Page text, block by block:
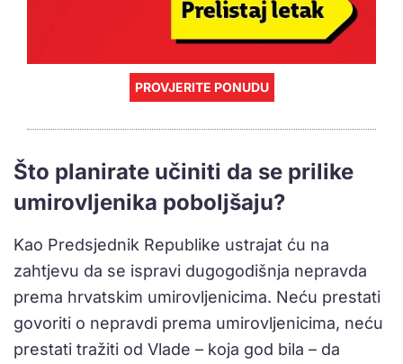
PROVJERITE PONUDU
Što planirate učiniti da se prilike
umirovljenika poboljšaju?
Kao Predsjednik Republike ustrajat ću na
zahtjevu da se ispravi dugogodišnja nepravda
prema hrvatskim umirovljenicima. Neću prestati
govoriti o nepravdi prema umirovljenicima, neću
prestati tražiti od Vlade – koja god bila – da